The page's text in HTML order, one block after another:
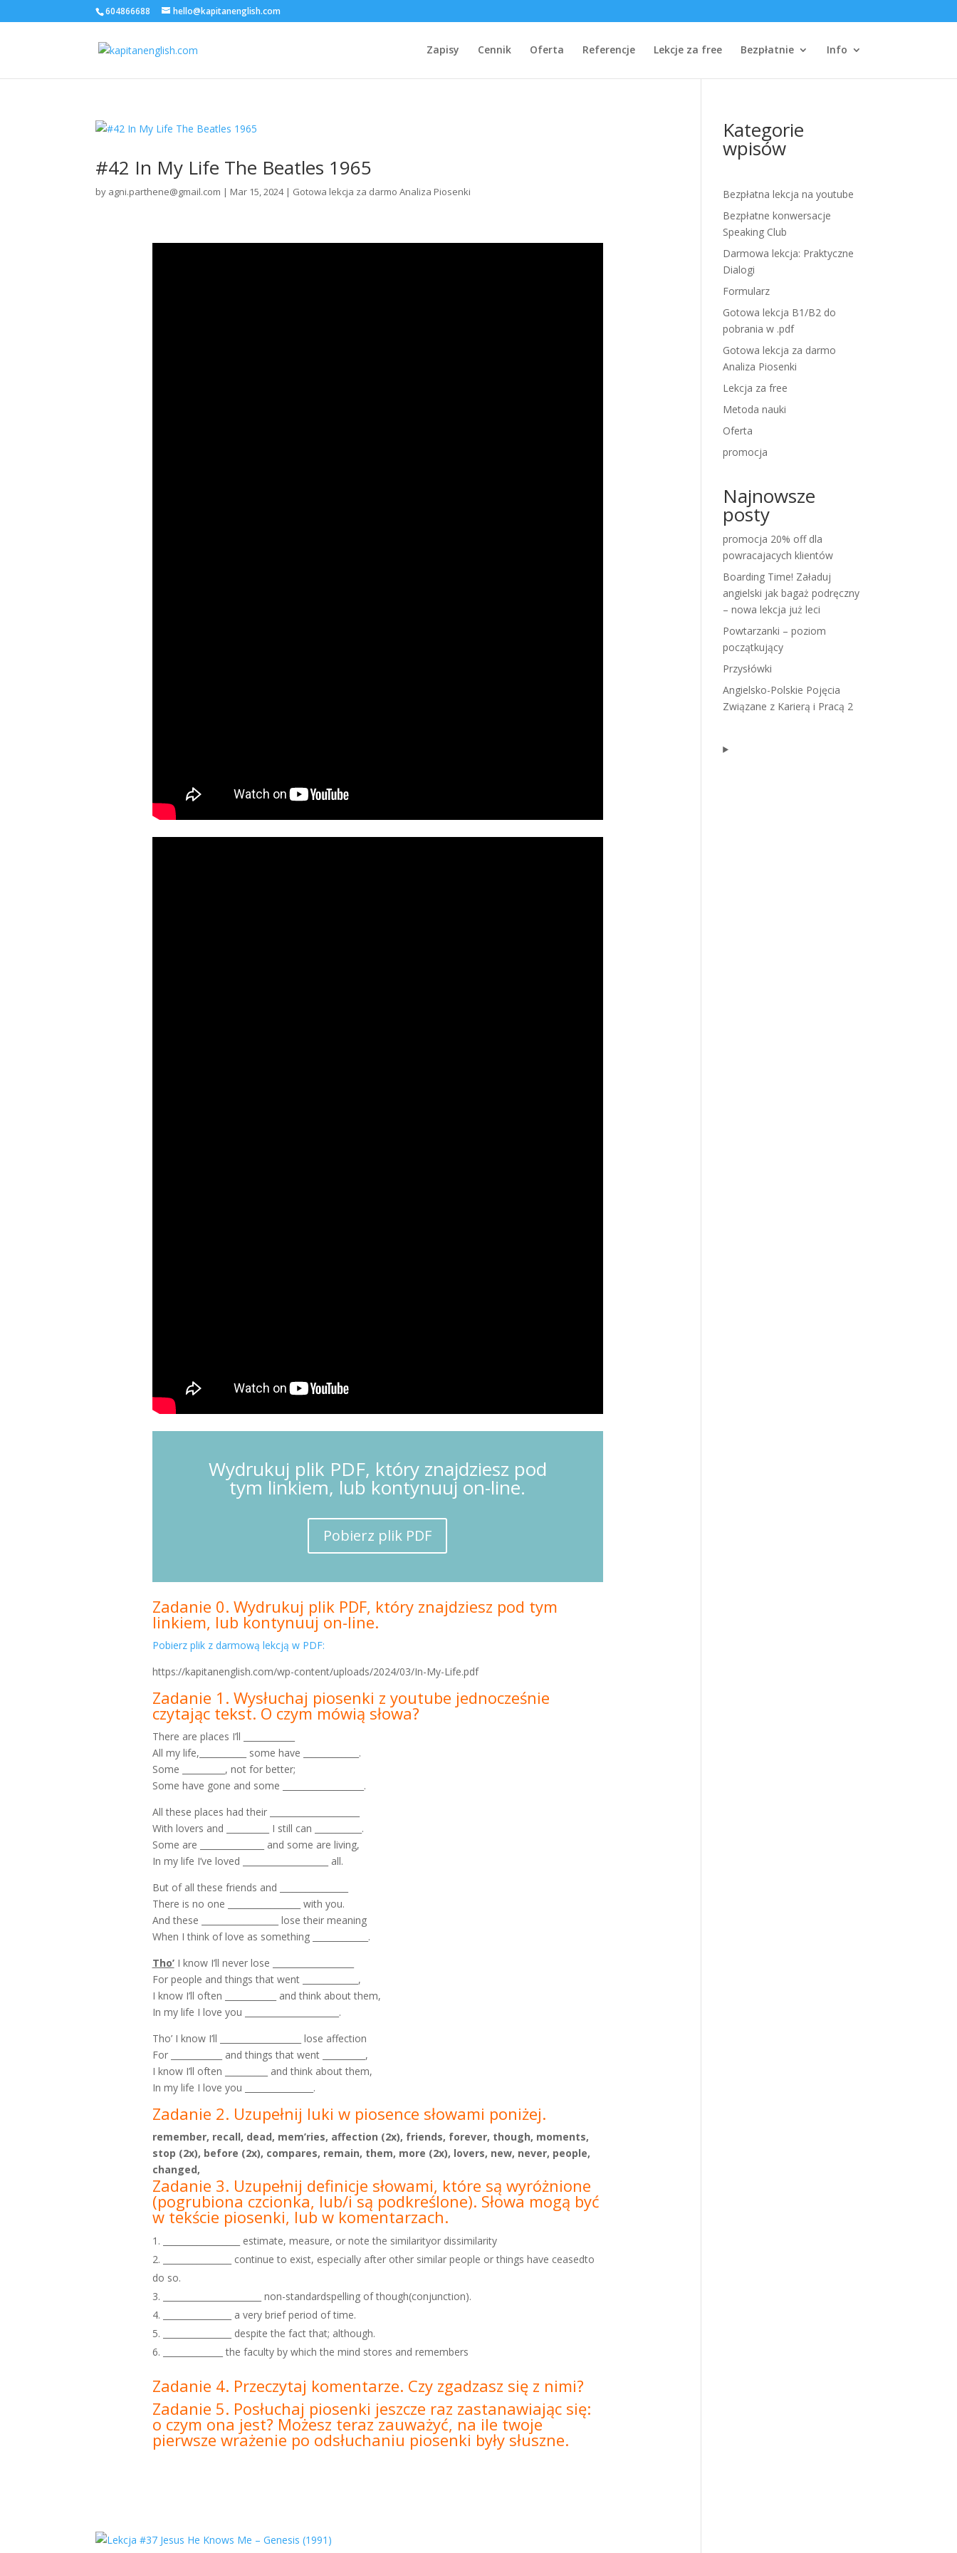
604866688 hello@kapitanenglish.com
Zapisy Cennik Oferta Referencje Lekcje za free Bezpłatnie Info
#42 In My Life The Beatles 1965
by agni.parthene@gmail.com | Mar 15, 2024| Gotowa lekcja za darmo Analiza Piosenki
Wydrukuj plik PDF, który znajdziesz pod
tym linkiem, lub kontynuuj on-line.
Pobierz plik PDF
Zadanie 0. Wydrukuj plik PDF, który znajdziesz pod tym
linkiem, lub kontynuuj on-line.
Pobierz plik z darmową lekcją w PDF:
https://kapitanenglish.com/wp-content/uploads/2024/03/In-My-Life.pdf
Zadanie 1. Wysłuchaj piosenki z youtube jednocześnie
czytając tekst. O czym mówią słowa?
There are places I’ll ____________
All my life,___________ some have _____________.
Some __________, not for better;
Some have gone and some ___________________.
All these places had their _____________________
With lovers and __________ I still can ___________.
Some are _______________ and some are living,
In my life I’ve loved ____________________ all.
But of all these friends and ________________
There is no one _________________ with you.
And these __________________ lose their meaning
When I think of love as something _____________.
Tho’I know I’ll never lose ___________________
For people and things that went _____________,
I know I’ll often ____________ and think about them,
In my life I love you ______________________.
Tho’ I know I’ll ___________________ lose affection
For ____________ and things that went __________,
I know I’ll often __________ and think about them,
In my life I love you ________________.
Zadanie 2. Uzupełnij luki w piosence słowami poniżej.
remember, recall, dead, mem’ries, affection (2x), friends, forever, though, moments,
stop (2x), before (2x), compares, remain, them, more (2x), lovers, new, never, people,
changed,
Zadanie 3. Uzupełnij definicje słowami, które są wyróżnione
(pogrubiona czcionka, lub/i są podkreślone). Słowa mogą być
w tekście piosenki, lub w komentarzach.
__________________ estimate, measure, or note the similarityor dissimilarity
________________ continue to exist, especially after other similar people or things have ceasedto
do so.
_______________________ non-standardspelling of though(conjunction).
________________ a very brief period of time.
________________ despite the fact that; although.
______________ the faculty by which the mind stores and remembers
Zadanie 4. Przeczytaj komentarze. Czy zgadzasz się z nimi?
Zadanie 5. Posłuchaj piosenki jeszcze raz zastanawiając się:
o czym ona jest? Możesz teraz zauważyć, na ile twoje
pierwsze wrażenie po odsłuchaniu piosenki były słuszne.
Kategorie
wpisów
Bezpłatna lekcja na youtube
Bezpłatne konwersacje
Speaking Club
Darmowa lekcja: Praktyczne
Dialogi
Formularz
Gotowa lekcja B1/B2 do
pobrania w .pdf
Gotowa lekcja za darmo
Analiza Piosenki
Lekcja za free
Metoda nauki
Oferta
promocja
Najnowsze
posty
promocja 20% off dla
powracajacych klientów
Boarding Time! Załaduj
angielski jak bagaż podręczny
– nowa lekcja już leci
Powtarzanki – poziom
początkujący
Przysłówki
Angielsko-Polskie Pojęcia
Związane z Karierą i Pracą 2